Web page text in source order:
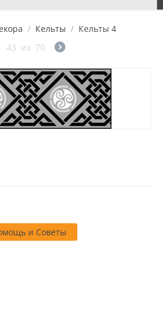
/ Кельты / Кельты 4
43 из 70
и Советы